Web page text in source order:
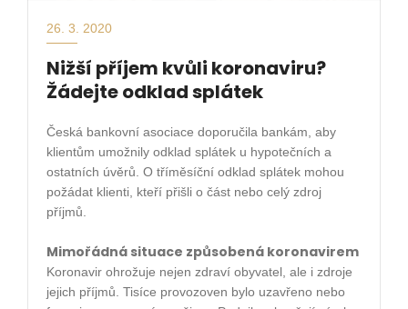
26. 3. 2020
Nižší příjem kvůli koronaviru?
Žádejte odklad splátek
Česká bankovní asociace doporučila bankám, aby
klientům umožnily odklad splátek u hypotečních a
ostatních úvěrů. O tříměsíční odklad splátek mohou
požádat klienti, kteří přišli o část nebo celý zdroj
příjmů.
Mimořádná situace způsobená koronavirem
Koronavir ohrožuje nejen zdraví obyvatel, ale i zdroje
jejich příjmů. Tisíce provozoven bylo uzavřeno nebo